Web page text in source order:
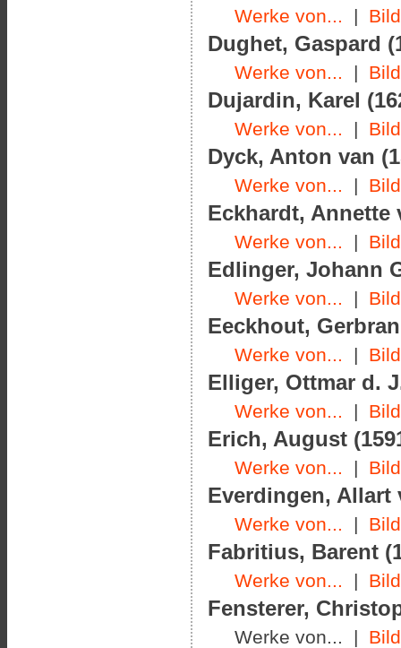
Werke von... |
Dughet, Gaspard
Werke von... |
Dujardin, Karel
Werke von... |
Dyck, Anton van
Werke von... |
Eckhardt, Annette
Werke von... |
Edlinger, Johann
Werke von... |
Eeckhout,
Werke von... |
Elliger, Ottmar d.
Werke von... |
Erich, August
Werke von... |
Everdingen, Allart
Werke von... |
Fabritius, Barent
Werke von... |
Fensterer,
Werke von... |